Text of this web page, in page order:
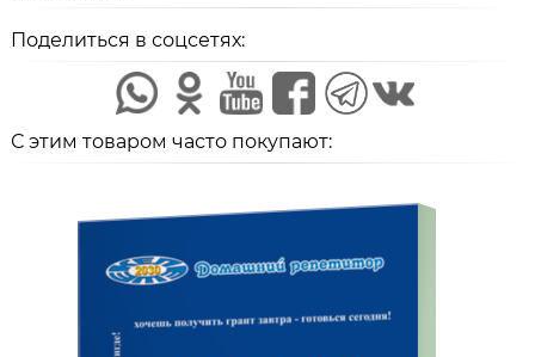
Поделиться в соцсетях:
С этим товаром часто покупают: